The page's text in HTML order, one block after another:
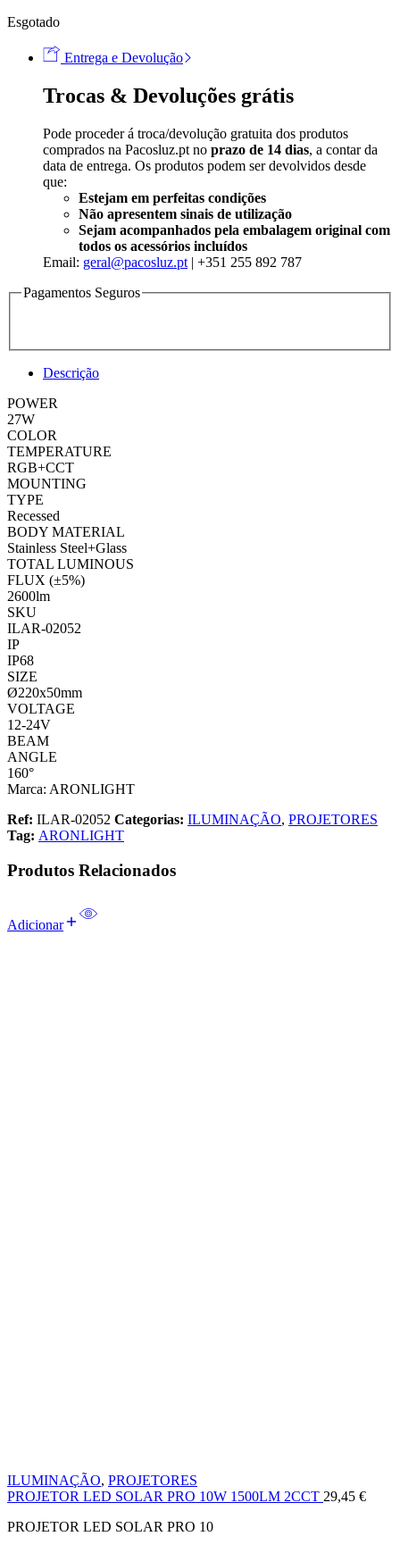
Esgotado
Entrega e Devolução
Trocas & Devoluções grátis
Pode proceder á troca/devolução gratuita dos produtos
comprados na Pacosluz.pt no prazo de 14 dias, a contar da
data de entrega. Os produtos podem ser devolvidos desde
que:
Estejam em perfeitas condições
Não apresentem sinais de utilização
Sejam acompanhados pela embalagem original com
todos os acessórios incluídos
Email: geral@pacosluz.pt | +351 255 892 787
Pagamentos Seguros
Descrição
POWER
27W
COLOR
TEMPERATURE
RGB+CCT
MOUNTING
TYPE
Recessed
BODY MATERIAL
Stainless Steel+Glass
TOTAL LUMINOUS
FLUX (±5%)
2600lm
SKU
ILAR-02052
IP
IP68
SIZE
Ø220x50mm
VOLTAGE
12-24V
BEAM
ANGLE
160°
Marca: ARONLIGHT
Ref: ILAR-02052 Categorias: ILUMINAÇÃO, PROJETORES
Tag: ARONLIGHT
Produtos Relacionados
Adicionar
ILUMINAÇÃO, PROJETORES
PROJETOR LED SOLAR PRO 10W 1500LM 2CCT 29,45 €
PROJETOR LED SOLAR PRO 10